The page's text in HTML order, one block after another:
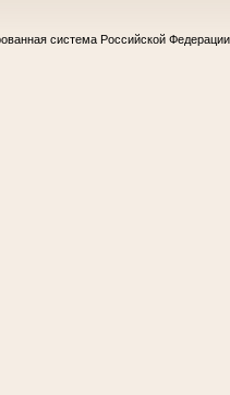
система Российской